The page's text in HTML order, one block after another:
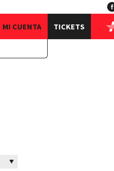
MI CUENTA TICKETS